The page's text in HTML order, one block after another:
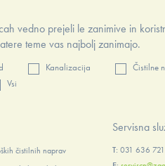
vedno prejeli le zanimive in
teme vas najbolj zanimajo.
Kanalizacija
Čistilne
Vsi
čistilnih naprav
Servisna
T: 031 636 721